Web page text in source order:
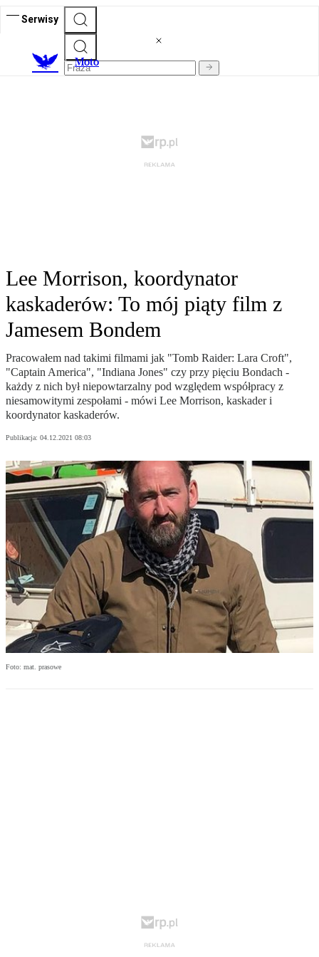
Serwisy
Moto
Lee Morrison, koordynator
kaskaderów: To mój piąty film z
Jamesem Bondem
Pracowałem nad takimi filmami jak "Tomb Raider: Lara Croft",
"Captain America", "Indiana Jones" czy przy pięciu Bondach -
każdy z nich był niepowtarzalny pod względem współpracy z
niesamowitymi zespołami - mówi Lee Morrison, kaskader i
koordynator kaskaderów.
Publikacja: 04.12.2021 08:03
Foto: mat. prasowe